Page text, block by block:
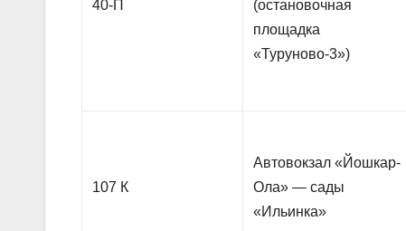
40-П
(остановочная
площадка
«Туруново-3»)
107 К
Автовокзал «Йошкар-
Ола» — сады
«Ильинка»